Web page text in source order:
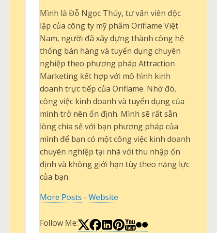
Mình là Đỗ Ngọc Thúy, tư vấn viên độc
lập của công ty mỹ phẩm Oriflame Việt
Nam, người đã xây dựng thành công hệ
thống bán hàng và tuyển dụng chuyên
nghiệp theo phương pháp Attraction
Marketing kết hợp với mô hình kinh
doanh trực tiếp của Oriflame. Nhờ đó,
công việc kinh doanh và tuyển dụng của
mình trở nên ổn định. Mình sẽ rất sẵn
lòng chia sẻ với bạn phương pháp của
mình để bạn có một công việc kinh doanh
chuyên nghiệp tại nhà với thu nhập ổn
định và không giới hạn tùy theo năng lực
của bạn.
More Posts -Website
Follow Me: